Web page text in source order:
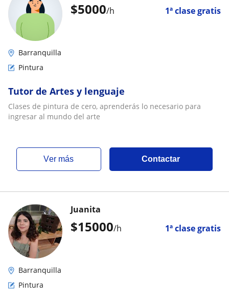
$5000/h 1ª clase gratis
Barranquilla
Pintura
Tutor de Artes y lenguaje
Clases de pintura de cero, aprenderás lo necesario para
ingresar al mundo del arte
ver más Contactar
$15000/h 1ª clase gratis
Juanita
Barranquilla
Pintura